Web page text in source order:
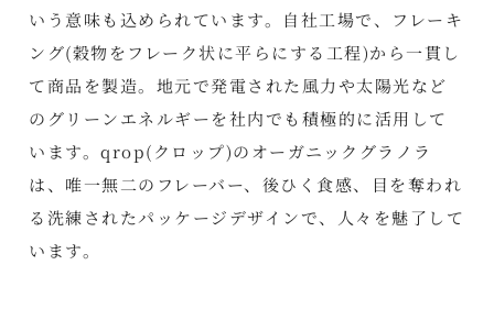
いう意味も込められています。自社工場で、フレーキ
ング(穀物をフレーク状に平らにする工程)から一貫し
て商品を製造。地元で発電された風力や太陽光など
のグリーンエネルギーを社内でも積極的に活用して
います。qrop(クロップ)のオーガニックグラノラ
は、唯一無二のフレーバー、後ひく食感、目を奪われ
る洗練されたパッケージデザインで、人々を魅了して
います。